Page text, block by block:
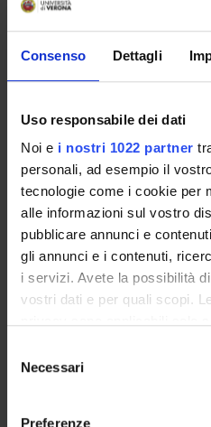
Consenso Dettagli
Uso responsabile dei dati
Noi e i nostri 1022 partner
personali, ad esempio il
tecnologie come i cookie per
alle informazioni sul vostro
pubblicare annunci e
gli annunci e i contenuti,
i servizi. Avete la possibilità
vostri dati e per quali scopi.
modificare o revocare il
momento dalla
delNecessari
Preferenze
Enrolment Policy
Courses
Academic Calendar
Degree Programme
Lesson timetable
Exam calendar
Notices
Faculty staff
STUDYING